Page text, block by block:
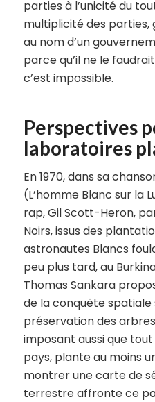
parties à l’unicité du
multiplicité des parties,
au nom d’un
parce qu’il ne le
c’est impossible.
Perspectives
laboratoires
En 1970, dans sa
(L’homme Blanc sur la
rap, Gil Scott-Heron,
Noirs, issus des
astronautes Blancs
peu plus tard, au
Thomas Sankara
de la conquête
préservation des
imposant aussi que
pays, plante au moins
montrer une carte de
terrestre affronte ce